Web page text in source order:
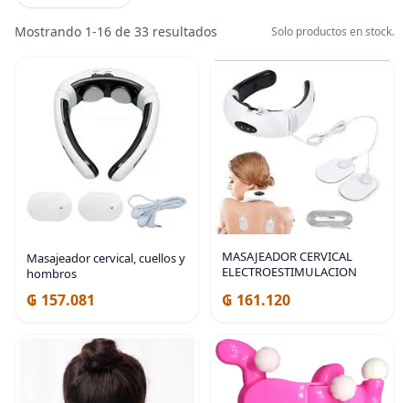
Mostrando 1-16 de 33 resultados Solo productos en stock.
Masajeador cervical, cuellos y
hombros
₲ 157.081
MASAJEADOR CERVICAL
ELECTROESTIMULACION
₲ 161.120